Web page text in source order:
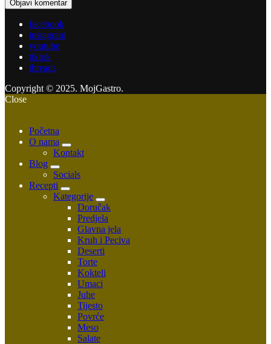
facebook
instagram
youtube
tiktok
threads
Copyright © 2025. MojGastro.
Close
Početna
O nama
Kontakt
Blog
Socials
Recepti
Kategorije
Doručak
Predjela
Glavna jela
Kruh i Peciva
Deserti
Torte
Kokteli
Umaci
Juhe
Tijesto
Povrće
Meso
Salate